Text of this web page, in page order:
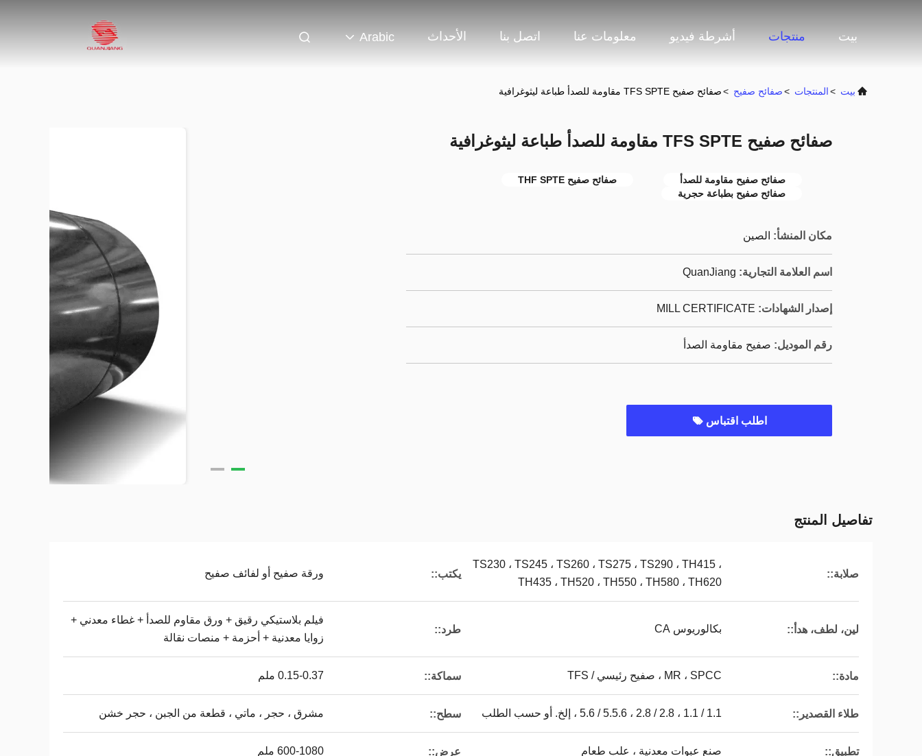
بيت منتجات أشرطة فيديو معلومات عنا اتصل بنا الأحداث Arabic
بيت >المنتجات >صفائح صفيح >صفائح صفيح TFS SPTE مقاومة للصدأ طباعة ليثوغرافية
صفائح صفيح TFS SPTE مقاومة للصدأ طباعة ليثوغرافية
صفائح صفيح مقاومة للصدأ
صفائح صفيح THF SPTE
صفائح صفيح بطباعة حجرية
مكان المنشأ: الصين
اسم العلامة التجارية: QuanJiang
إصدار الشهادات: MILL CERTIFICATE
رقم الموديل: صفيح مقاومة الصدأ
اطلب اقتباس
تفاصيل المنتج
صلابة::
TS230 ، TS245 ، TS260 ، TS275 ، TS290 ، TH415 ،
TH435 ، TH520 ، TH550 ، TH580 ، TH620
يكتب:: ورقة صفيح أو لفائف صفيح
لين، لطف، هدأ:: بكالوريوس CA طرد::
فيلم بلاستيكي رقيق + ورق مقاوم للصدأ + غطاء معدني +
زوايا معدنية + أحزمة + منصات نقالة
مادة:: MR ، SPCC ، صفيح رئيسي / TFS سماكة:: 0.15-0.37 ملم
طلاء القصدير:: 1.1 / 1.1 ، 2.8 / 2.8 ، 5.5.6 / 5.6 ، إلخ. أو حسب الطلب سطح:: مشرق ، حجر ، ماتي ، قطعة من الجبن ، حجر خشن
تطبيق:: صنع عبوات معدنية ، علب طعام عرض:: 600-1080 ملم